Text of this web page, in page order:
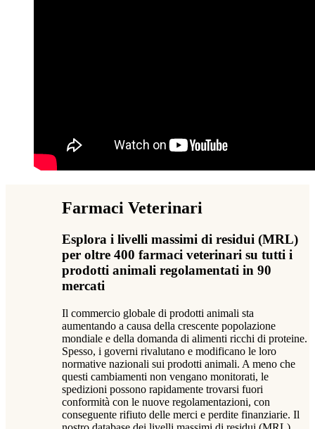
Farmaci Veterinari
Esplora i livelli massimi di residui (MRL)
per oltre 400 farmaci veterinari su tutti i
prodotti animali regolamentati in 90
mercati
Il commercio globale di prodotti animali sta
aumentando a causa della crescente popolazione
mondiale e della domanda di alimenti ricchi di proteine.
Spesso, i governi rivalutano e modificano le loro
normative nazionali sui prodotti animali. A meno che
questi cambiamenti non vengano monitorati, le
spedizioni possono rapidamente trovarsi fuori
conformità con le nuove regolamentazioni, con
conseguente rifiuto delle merci e perdite finanziarie. Il